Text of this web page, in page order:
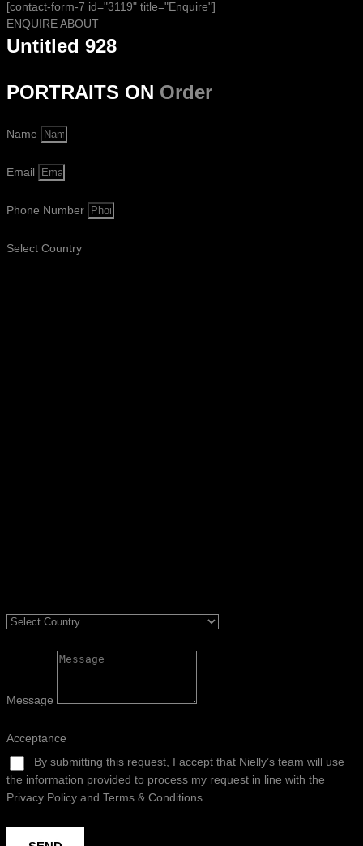
[contact-form-7 id="3119" title="Enquire"]
ENQUIRE ABOUT
Untitled 928
PORTRAITS ON Order
Name
Email
Phone Number
Select Country
Message
Acceptance
By submitting this request, I accept that Nielly’s team will use
the information provided to process my request in line with the
Privacy Policy and Terms & Conditions